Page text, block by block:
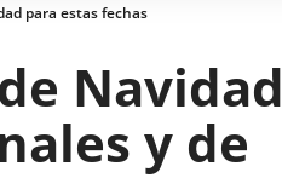
para estas fechas
Navidad
y de